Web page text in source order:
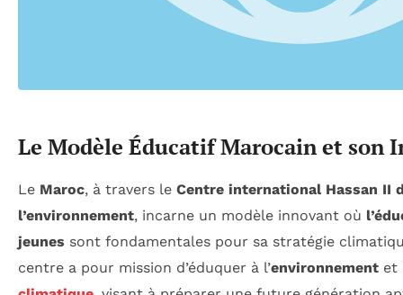
Le Modèle Éducatif Marocain et son
Le Maroc, à travers le Centre international Hassan II
l’environnement, incarne un modèle innovant où
jeunes sont fondamentales pour sa stratégie
centre a pour mission d’éduquer à l’environnement et